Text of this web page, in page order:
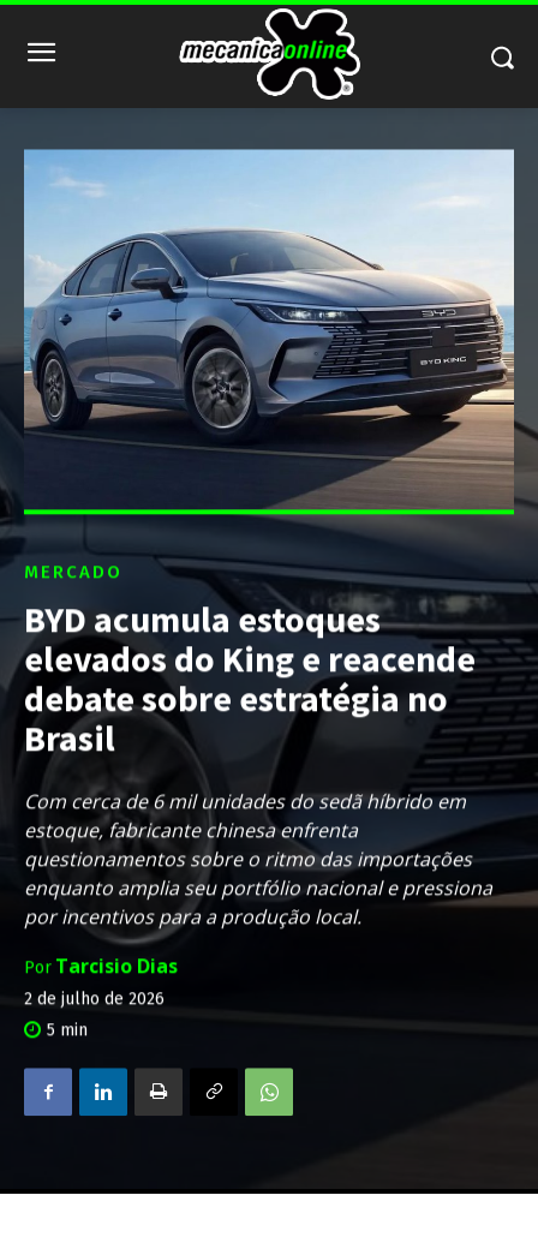
MERCADO
BYD acumula estoques
elevados do King e reacende
debate sobre estratégia no
Brasil
Com cerca de 6 mil unidades do sedã híbrido em
estoque, fabricante chinesa enfrenta
questionamentos sobre o ritmo das importações
enquanto amplia seu portfólio nacional e pressiona
por incentivos para a produção local.
Por Tarcisio Dias
2 de julho de 2026
5 min